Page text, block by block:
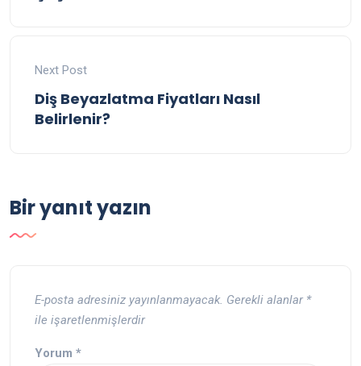
Next Post
Diş Beyazlatma Fiyatları Nasıl
Belirlenir?
Bir yanıt yazın
E-posta adresiniz yayınlanmayacak. Gerekli alanlar *
ile işaretlenmişlerdir
Yorum *